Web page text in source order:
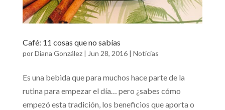
Café: 11 cosas que no sabías
porDiana González| Jun 28, 2016| Noticias
Es una bebida que para muchos hace parte de la
rutina para empezar el día… pero ¿sabes cómo
empezó esta tradición, los beneficios que aporta o